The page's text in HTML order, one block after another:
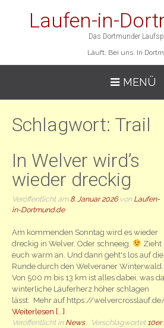
Laufen-in-
Das Dortmunder
Läuft. Bei uns. In
MENÜ
Schlagwort: Trail
In Welver wird’s
wieder dreckig
Veröffentlicht am 8. Januar 2026von Laufen-
in-Dortmund.de
Am kommenden Sonntag wird es wieder
dreckig in Welver. Oder schneeig.
Zieht
euch warm an. Und dann geht's los auf die
Runde durch den Welveraner Winterwald.
Von 500 m bis 13 km ist alles dabei, was
winterliche Läuferherz höher schlagen
lässt. Mehr auf https://
Weiterlesen [...]
Veröffentlicht in News Verschlagwortet 10er,